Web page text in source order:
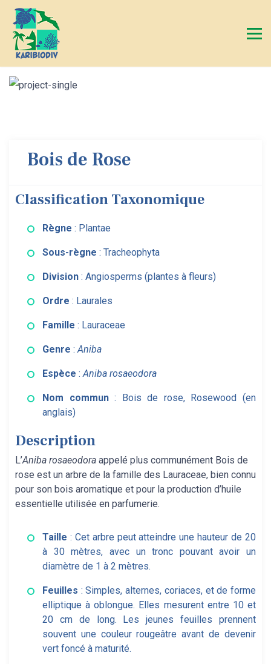
Bois de Rose
Classification Taxonomique
Règne : Plantae
Sous-règne : Tracheophyta
Division : Angiosperms (plantes à fleurs)
Ordre : Laurales
Famille : Lauraceae
Genre : Aniba
Espèce : Aniba rosaeodora
Nom commun: Bois de rose, Rosewood (en
anglais)
Description
L’Aniba rosaeodora appelé plus communément Bois de
rose est un arbre de la famille des Lauraceae, bien connu
pour son bois aromatique et pour la production d’huile
essentielle utilisée en parfumerie.
Taille : Cet arbre peut atteindre une hauteur de 20
à 30 mètres, avec un tronc pouvant avoir un
diamètre de 1 à 2 mètres.
Feuilles : Simples, alternes, coriaces, et de forme
elliptique à oblongue. Elles mesurent entre 10 et
20 cm de long. Les jeunes feuilles prennent
souvent une couleur rougeâtre avant de devenir
vert foncé à maturité.